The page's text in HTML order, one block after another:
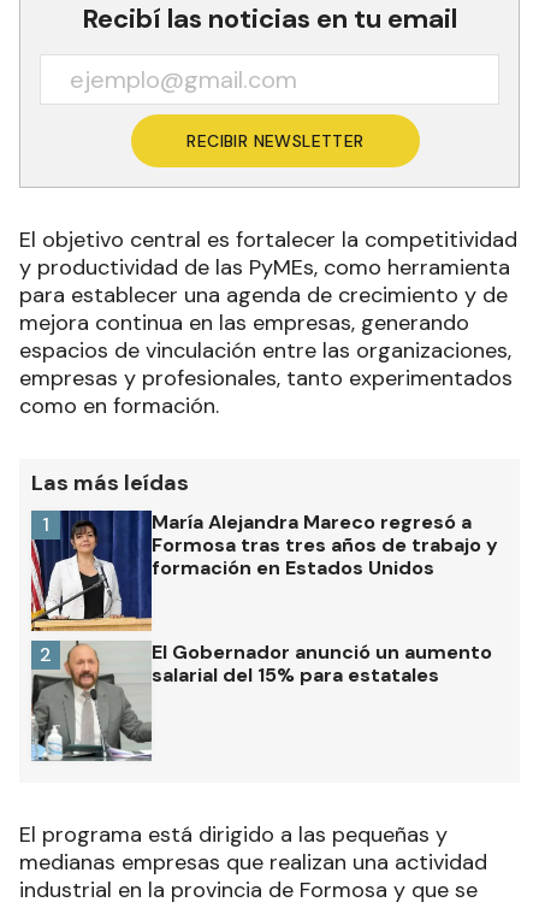
Recibí las noticias en tu email
RECIBIR NEWSLETTER
El objetivo central es fortalecer la competitividad
y productividad de las PyMEs, como herramienta
para establecer una agenda de crecimiento y de
mejora continua en las empresas, generando
espacios de vinculación entre las organizaciones,
empresas y profesionales, tanto experimentados
como en formación.
Las más leídas
María Alejandra Mareco regresó a
Formosa tras tres años de trabajo y
formación en Estados Unidos
1
El Gobernador anunció un aumento
salarial del 15% para estatales
2
El programa está dirigido a las pequeñas y
medianas empresas que realizan una actividad
industrial en la provincia de Formosa y que se